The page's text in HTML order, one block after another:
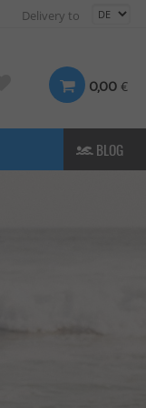
Delivery to
0,00 €
BLOG